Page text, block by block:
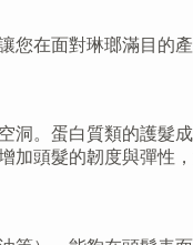
在面對琳瑯滿目的產
。蛋白質類的護髮
頭髮的韌度與彈性